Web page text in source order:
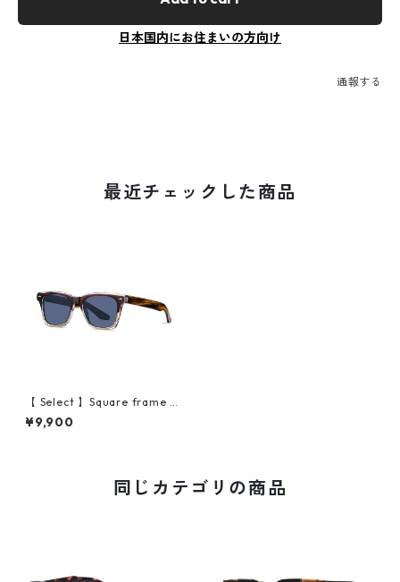
日本国内にお住まいの方向け
通報する
最近チェックした商品
【 Select 】Square frame Po
larized Acetate Sunglasses
(Brown/Navy)
¥9,900
同じカテゴリの商品